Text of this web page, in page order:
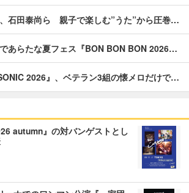
石田泰尚ら 親子で楽しむ”うた”から圧巻…
あらたな夏フェス『BON BON BON 2026…
2026』、ベテラン3組の懐メロだけで…
autumn』の対バンゲストとし